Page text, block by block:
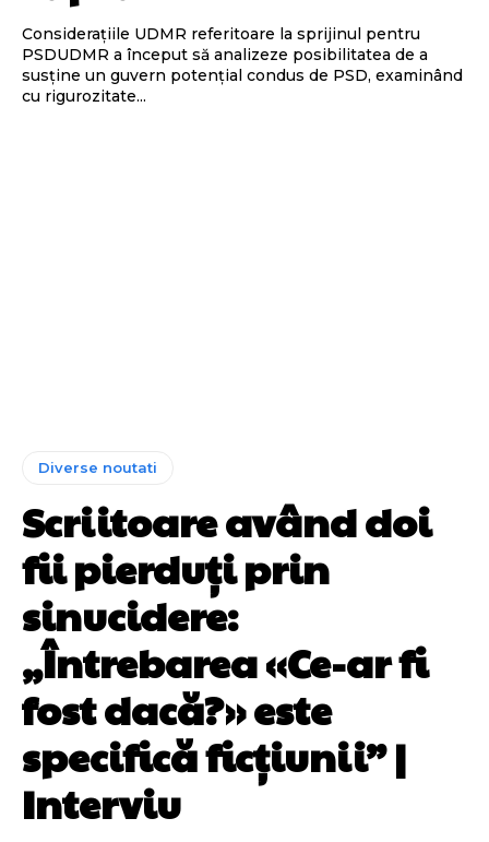
Considerațiile UDMR referitoare la sprijinul pentru
PSDUDMR a început să analizeze posibilitatea de a
susține un guvern potențial condus de PSD, examinând
cu rigurozitate...
Diverse noutati
Scriitoare având doi
fii pierduți prin
sinucidere:
„Întrebarea «Ce-ar fi
fost dacă?» este
specifică ficțiunii” |
Interviu